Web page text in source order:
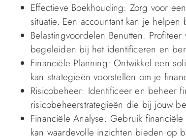
Effectieve Boekhouding: Zorg voor
situatie. Een accountant kan je
Belastingvoordelen Benutten:
begeleiden bij het identificeren en
Financiële Planning: Ontwikkel een
kan strategieën voorstellen om je
Risicobeheer: Identificeer en beheer
risicobeheerstrategieën die bij jouw
Financiële Analyse: Gebruik
kan waardevolle inzichten bieden op